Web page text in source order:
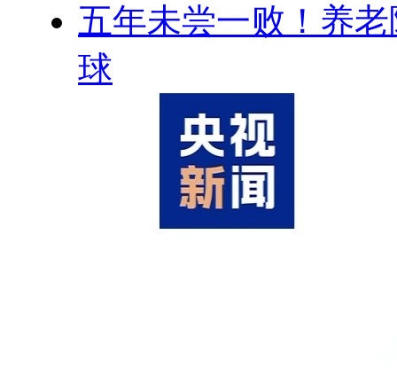
五年未尝一败！养
球